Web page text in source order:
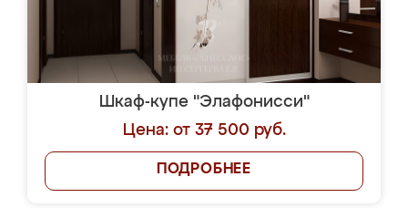
Шкаф-купе "Элафонисси"
Цена: от 37 500 руб.
ПОДРОБНЕЕ